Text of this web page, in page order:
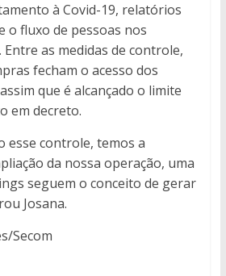
à Covid-19, relatórios
o fluxo de pessoas nos
as medidas de controle,
fecham o acesso dos
que é alcançado o limite
em decreto.
esse controle, temos a
da nossa operação, uma
seguem o conceito de gerar
Josana.
Secom